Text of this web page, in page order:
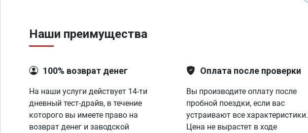
Наши преимущества
100% возврат денег
На наши услуги действует 14-ти
дневный тест-драйв, в течение
которого вы имеете право на
возврат денег и заводской
Оплата после проверки
Вы производите оплату после
пробной поездки, если вас
устраивают все характеристики.
Цена не вырастет в ходе